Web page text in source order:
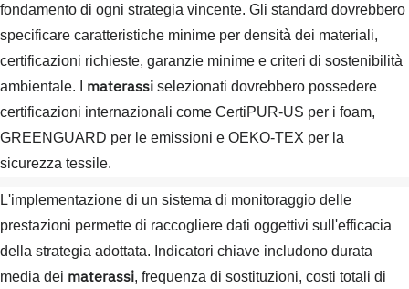
fondamento di ogni strategia vincente. Gli standard dovrebbero
specificare caratteristiche minime per densità dei materiali,
certificazioni richieste, garanzie minime e criteri di sostenibilità
ambientale. I materassi selezionati dovrebbero possedere
certificazioni internazionali come CertiPUR-US per i foam,
GREENGUARD per le emissioni e OEKO-TEX per la
sicurezza tessile.
L'implementazione di un sistema di monitoraggio delle
prestazioni permette di raccogliere dati oggettivi sull'efficacia
della strategia adottata. Indicatori chiave includono durata
media dei materassi, frequenza di sostituzioni, costi totali di